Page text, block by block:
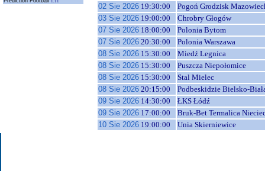
02 Sie 2026 19:30:00
Pogoń Grodzisk
03 Sie 2026 19:00:00
Chrobry Głogów
07 Sie 2026 18:00:00
Polonia Bytom
07 Sie 2026 20:30:00
Polonia Warszawa
08 Sie 2026 15:30:00
Miedź Legnica
08 Sie 2026 15:30:00
Puszcza Niepołomice
08 Sie 2026 15:30:00
Stal Mielec
08 Sie 2026 20:15:00
Podbeskidzie Bielsko-
09 Sie 2026 14:30:00
ŁKS Łódź
09 Sie 2026 17:00:00
Bruk-Bet Termalica
10 Sie 2026 19:00:00 Unia Skierniewice